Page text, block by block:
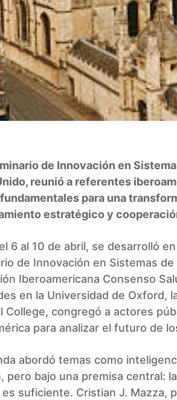
de Innovación en
reunió a referentes
para una
estratégico y
6 al 10 de abril, se desarrolló
de Innovación en Sistemas
Iberoamericana Consenso
en la Universidad de Oxford,
College, congregó a actores
para analizar el futuro de
abordó temas como
pero bajo una premisa central:
es suficiente. Cristian J. Mazza,